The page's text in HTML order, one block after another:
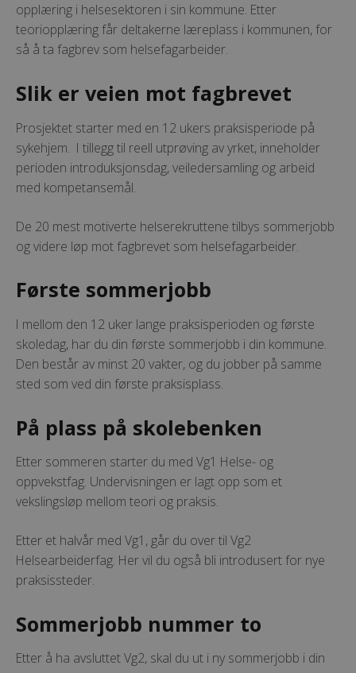
opplæring i helsesektoren i sin kommune. Etter
teoriopplæring får deltakerne læreplass i kommunen, for
så å ta fagbrev som helsefagarbeider.
Slik er veien mot fagbrevet
Prosjektet starter med en 12 ukers praksisperiode på
sykehjem. I tillegg til reell utprøving av yrket, inneholder
perioden introduksjonsdag, veiledersamling og arbeid
med kompetansemål.
De 20 mest motiverte helserekruttene tilbys sommerjobb
og videre løp mot fagbrevet som helsefagarbeider.
Første sommerjobb
I mellom den 12 uker lange praksisperioden og første
skoledag, har du din første sommerjobb i din kommune.
Den består av minst 20 vakter, og du jobber på samme
sted som ved din første praksisplass.
På plass på skolebenken
Etter sommeren starter du med Vg1 Helse- og
oppvekstfag. Undervisningen er lagt opp som et
vekslingsløp mellom teori og praksis.
Etter et halvår med Vg1, går du over til Vg2
Helsearbeiderfag. Her vil du også bli introdusert for nye
praksissteder.
Sommerjobb nummer to
Etter å ha avsluttet Vg2, skal du ut i ny sommerjobb i din